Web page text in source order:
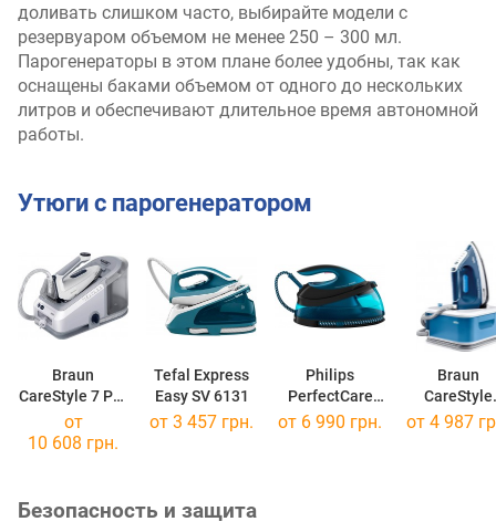
доливать слишком часто, выбирайте модели с
резервуаром объемом не менее 250 – 300 мл.
Парогенераторы в этом плане более удобны, так как
оснащены баками объемом от одного до нескольких
литров и обеспечивают длительное время автономной
работы.
Утюги с парогенератором
Braun
CareStyle 7 Pro
IS 7262
Tefal Express
Easy SV 6131
Philips
PerfectCare
Compact GC
Braun
CareStyle
Compact
от
10 608 грн.
от 3 457 грн. от 6 990 грн. от 4 987
Безопасность и защита